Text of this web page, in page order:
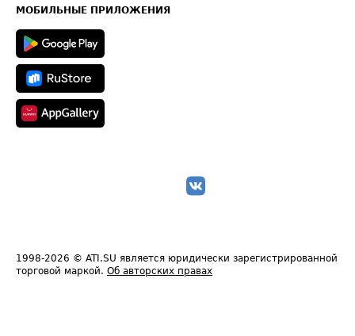
Техническая информация
МОБИЛЬНЫЕ ПРИЛОЖЕНИЯ
1998-2026 © ATI.SU является юридически зарегистрированной
торговой маркой. Об авторских правах